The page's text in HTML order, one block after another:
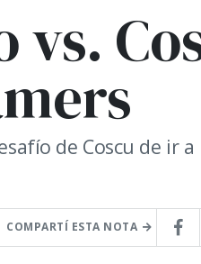
vs.
de Coscu de ir a
COMPARTÍ ESTA NOTA